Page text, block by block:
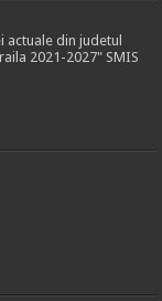
din judetul
2021-2027" SMIS